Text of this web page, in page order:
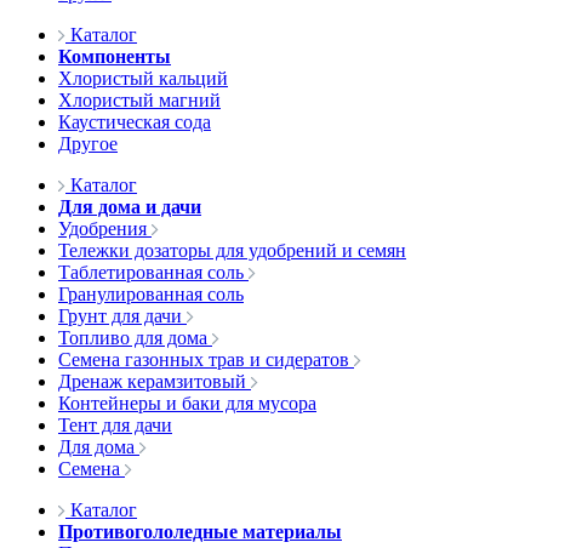
Каталог
Компоненты
Хлористый кальций
Хлористый магний
Каустическая сода
Другое
Каталог
Для дома и дачи
Удобрения
Тележки дозаторы для удобрений и семян
Таблетированная соль
Гранулированная соль
Грунт для дачи
Топливо для дома
Семена газонных трав и сидератов
Дренаж керамзитовый
Контейнеры и баки для мусора
Тент для дачи
Для дома
Семена
Каталог
Противогололедные материалы